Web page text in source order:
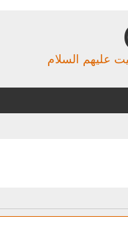
عليهم السلام